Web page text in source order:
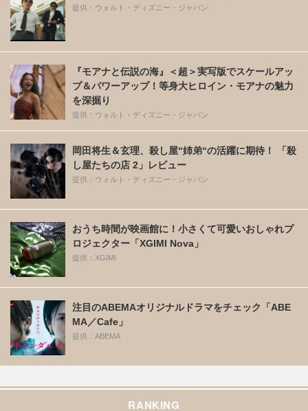
提供：ウォルト・ディズニー・ジャパン
『モアナと伝説の海』＜超＞実写版でスケールアッ
プ＆パワーアップ！等身大ヒロイン・モアナの魅力
を深掘り
提供：ウォルト・ディズニー・ジャパン
岡田将生＆玄理、殺し屋“姉弟“の活躍に期待！ 「殺
し屋たちの店 2」レビュー
提供：ウォルト・ディズニー・ジャパン
おうち時間が映画館に！小さくて可愛いおしゃれプ
ロジェクター「XGIMI Nova」
提供：XGIMI
注目のABEMAオリジナルドラマをチェック「ABE
MA／Cafe」
提供：ABEMA
RANKING